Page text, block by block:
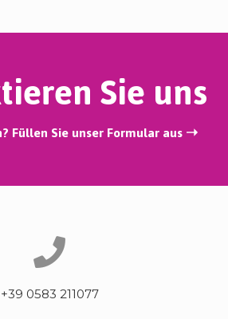
Sie uns
Füllen Sie unser Formular aus ➝
+39 0583 211077